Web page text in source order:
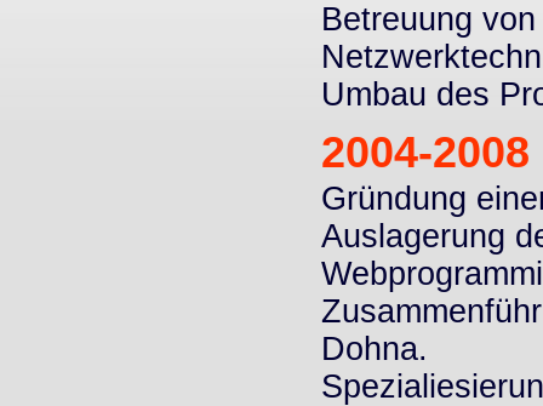
Betreuung
Umbau des
2004-2008
Gründung
Auslagerung
Dohna.